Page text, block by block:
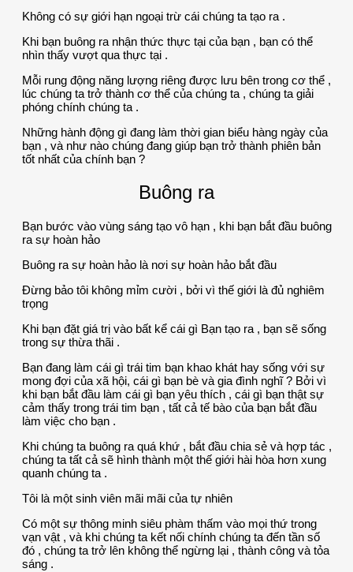
Không có sự giới hạn ngoại trừ cái chúng ta tạo ra .
Khi bạn buông ra nhận thức thực tại của bạn , bạn có thể
nhìn thấy vượt qua thực tại .
Mỗi rung động năng lượng riêng được lưu bên trong cơ thể ,
lúc chúng ta trở thành cơ thể của chúng ta , chúng ta giải
phóng chính chúng ta .
Những hành động gì đang làm thời gian biểu hàng ngày của
bạn , và như nào chúng đang giúp bạn trở thành phiên bản
tốt nhất của chính bạn ?
Buông ra
Bạn bước vào vùng sáng tạo vô hạn , khi bạn bắt đầu buông
ra sự hoàn hảo
Buông ra sự hoàn hảo là nơi sự hoàn hảo bắt đầu
Đừng bảo tôi không mỉm cười , bởi vì thế giới là đủ nghiêm
trọng
Khi bạn đặt giá trị vào bất kể cái gì Bạn tạo ra , bạn sẽ sống
trong sự thừa thãi .
Bạn đang làm cái gì trái tim bạn khao khát hay sống với sự
mong đợi của xã hội, cái gì bạn bè và gia đình nghĩ ? Bởi vì
khi bạn bắt đầu làm cái gì bạn yêu thích , cái gì bạn thật sự
cảm thấy trong trái tim bạn , tất cả tế bào của bạn bắt đầu
làm việc cho bạn .
Khi chúng ta buông ra quá khứ , bắt đầu chia sẻ và hợp tác ,
chúng ta tất cả sẽ hình thành một thế giới hài hòa hơn xung
quanh chúng ta .
Tôi là một sinh viên mãi mãi của tự nhiên
Có một sự thông minh siêu phàm thấm vào mọi thứ trong
vạn vật , và khi chúng ta kết nối chính chúng ta đến tần số
đó , chúng ta trở lên không thể ngừng lại , thành công và tỏa
sáng .